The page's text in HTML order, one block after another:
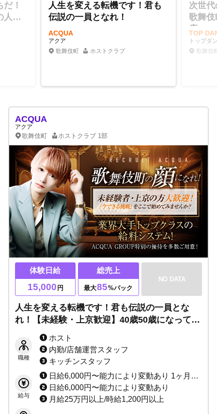
！
人気
人生を変える転機です！君も
伝説の一員となれ！
ACQUA
アクア
歌舞伎町
ホストクラブ
次世
歌舞
店
TOP
トップダ
歌舞伎
ACQUA
アクア
歌舞伎町 ホストクラブ 1部
体験日給
15,000 円
総売上
最大85%バック
NO DATA
人生を変える転機です！君も伝説の一員とな
れ！【未経験・上京歓迎】40歳50歳になっても
後悔しない生き方をするために『今できる挑
戦』をここで始めてみませんか？
職種
ホスト
内勤/店舗運営スタッフ
キッチンスタッフ
給与
日給6,000円〜能力により変動あり 1ヶ月ごとの昇給あり 売上毎の高％バック 最大総売り85％バック その他各種賞金あり
日給6,000円〜能力により変動あり
月給25万円以上/時給1,200円以上